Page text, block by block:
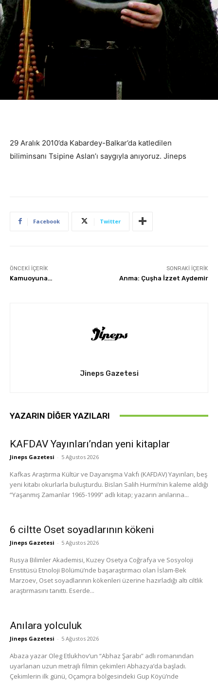
29 Aralık 2010’da Kabardey-Balkar’da katledilen
biliminsanı Tsipine Aslan’ı saygıyla anıyoruz. Jineps
Facebook Twitter
ÖNCEKI İÇERIK
Kamuoyuna…
SONRAKI İÇERIK
Anma: Çuşha İzzet Aydemir
Jineps Gazetesi
YAZARIN DIĞER YAZILARI
KAFDAV Yayınları’ndan yeni kitaplar
Jineps Gazetesi - 5 Ağustos 2026
Kafkas Araştırma Kültür ve Dayanışma Vakfı (KAFDAV) Yayınları, beş
yeni kitabı okurlarla buluşturdu. Bislan Salih Hurmi’nin kaleme aldığı
“Yaşanmış Zamanlar 1965-1999” adlı kitap; yazarın anılarına...
6 ciltte Oset soyadlarının kökeni
Jineps Gazetesi - 5 Ağustos 2026
Rusya Bilimler Akademisi, Kuzey Osetya Coğrafya ve Sosyoloji
Enstitüsü Etnoloji Bölümü’nde başaraştırmacı olan İslam-Bek
Marzoev, Oset soyadlarının kökenleri üzerine hazırladığı altı ciltlik
araştırmasını tanıttı. Eserde...
Anılara yolculuk
Jineps Gazetesi - 5 Ağustos 2026
Abaza yazar Oleg Etlukhov’un “Abhaz Şarabı” adlı romanından
uyarlanan uzun metrajlı filmin çekimleri Abhazya’da başladı.
Çekimlerin ilk günü, Oçamçıra bölgesindeki Gup Köyü’nde